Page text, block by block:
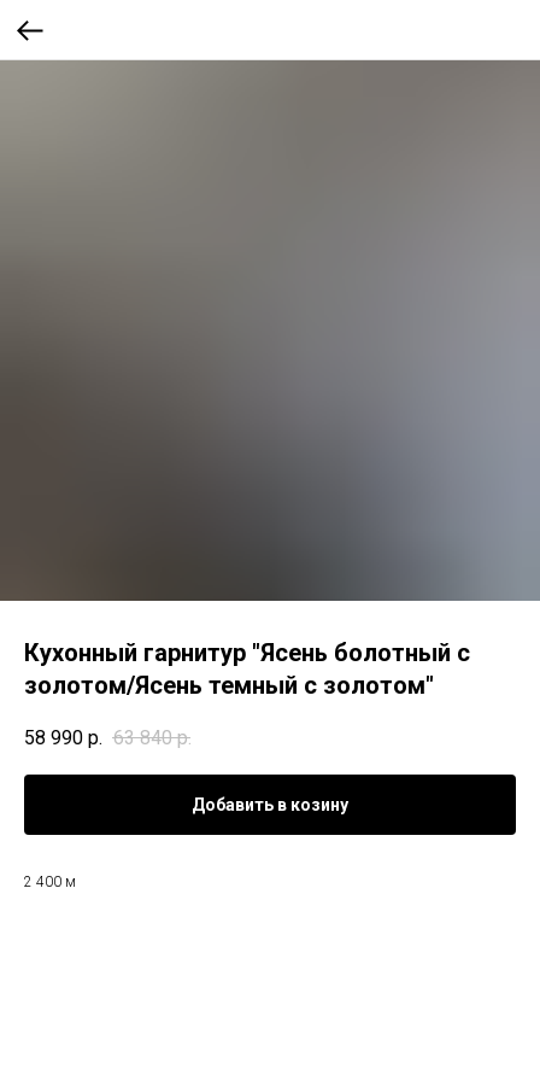
Кухонный гарнитур "Ясень болотный с
золотом/Ясень темный с золотом"
58 990 р. 63 840 р.
Добавить в козину
2 400 м